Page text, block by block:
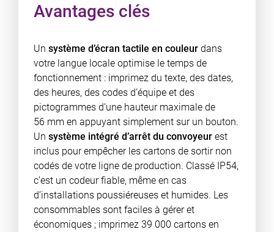
Avantages clés
Un système d’écran tactile en couleurdans
votre langue locale optimise le temps de
fonctionnement : imprimez du texte, des dates,
des heures, des codes d’équipe et des
pictogrammes d’une hauteur maximale de
56 mm en appuyant simplement sur un bouton.
Un système intégré d’arrêt du convoyeur est
inclus pour empêcher les cartons de sortir non
codés de votre ligne de production. Classé IP54,
c’est un codeur fiable, même en cas
d’installations poussiéreuses et humides. Les
consommables sont faciles à gérer et
économiques ; imprimez 39 000 cartons en